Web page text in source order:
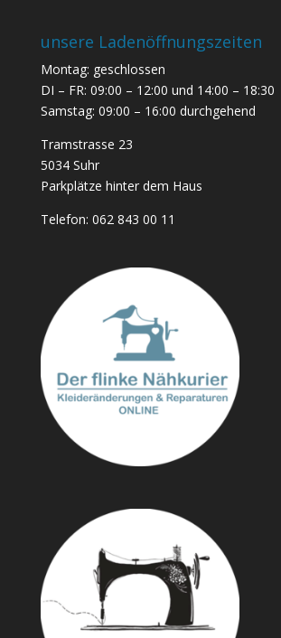
unsere Ladenöffnungszeiten
Montag: geschlossen
DI – FR: 09:00 – 12:00 und 14:00 – 18:30
Samstag: 09:00 – 16:00 durchgehend
Tramstrasse 23
5034 Suhr
Parkplätze hinter dem Haus
Telefon: 062 843 00 11